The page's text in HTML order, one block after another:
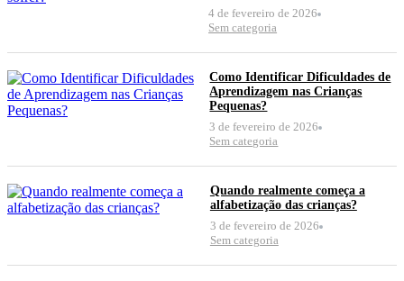
4 de fevereiro de 2026
Sem categoria
Como Identificar Dificuldades de
Aprendizagem nas Crianças
Pequenas?
3 de fevereiro de 2026
Sem categoria
Quando realmente começa a
alfabetização das crianças?
3 de fevereiro de 2026
Sem categoria